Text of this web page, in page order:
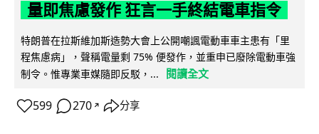
量即焦慮發作 狂言一手終結電車指令
特朗普在拉斯維加斯造勢大會上公開嘲諷電動車車主患有「里
程焦慮病」，聲稱電量剩 75% 便發作，並重申已廢除電動車強
制令。惟專業車媒隨即反駁，...
閱讀全文
599 270 ↗ 分享